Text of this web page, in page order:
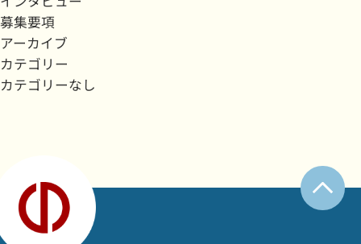
募集要項
アーカイブ
カテゴリー
カテゴリーなし